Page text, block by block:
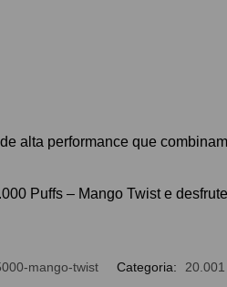
alta performance que
Puffs – Mango Twist e
mango-twist Categoria: